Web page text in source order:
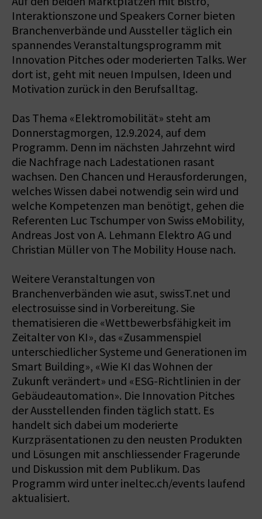
Interaktionszone und Speakers Corner bieten
Branchenverbände und Aussteller täglich ein
spannendes Veranstaltungsprogramm mit
Innovation Pitches oder moderierten Talks. Wer
dort ist, geht mit neuen Impulsen, Ideen und
Motivation zurück in den Berufsalltag.
Das Thema «Elektromobilität» steht am
Donnerstagmorgen, 12.9.2024, auf dem
Programm. Denn im nächsten Jahrzehnt wird
die Nachfrage nach Ladestationen rasant
wachsen. Den Chancen und Herausforderungen,
welches Wissen dabei notwendig sein wird und
welche Kompetenzen man benötigt, gehen die
Referenten Luc Tschumper von Swiss eMobility,
Andreas Jost von A. Lehmann Elektro AG und
Christian Müller von The Mobility House nach.
Weitere Veranstaltungen von
Branchenverbänden wie asut, swissT.net und
electrosuisse sind in Vorbereitung. Sie
thematisieren die «Wettbewerbsfähigkeit im
Zeitalter von KI», das «Zusammenspiel
unterschiedlicher Systeme und Generationen im
Smart Building», «Wie KI das Wohnen der
Zukunft verändert» und «ESG-Richtlinien in der
Gebäudeautomation». Die Innovation Pitches
der Ausstellenden finden täglich statt. Es
handelt sich dabei um moderierte
Kurzpräsentationen zu den neusten Produkten
und Lösungen mit anschliessender Fragerunde
und Diskussion mit dem Publikum. Das
Programm wird unter ineltec.ch/events laufend
aktualisiert.